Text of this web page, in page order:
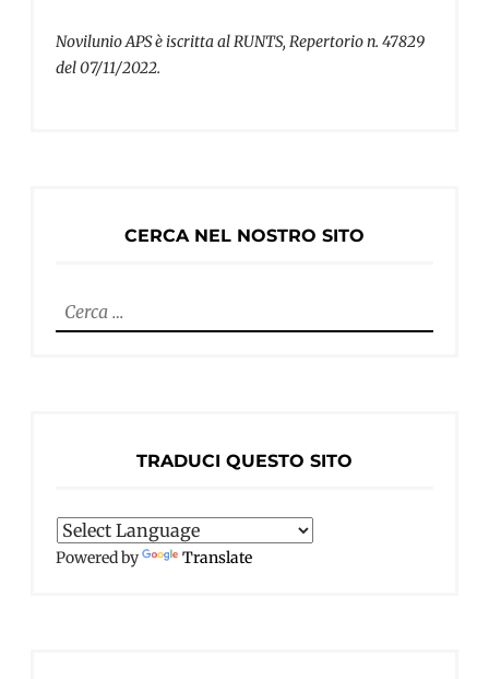
Novilunio APS è iscritta al RUNTS, Repertorio n. 47829
del 07/11/2022.
CERCA NEL NOSTRO SITO
Ricerca
per:
TRADUCI QUESTO SITO
Powered by Translate